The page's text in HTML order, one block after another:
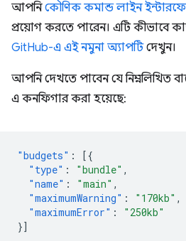
আপনিকৌণিক কমান্ড লাইন
প্রয়োগ করতে পারেন। এটি কীভাবে
GitHub-এ এই নমুনা অ্যাপটিদেখুন।
আপনি দেখতে পাবেন যে নিম্নলিখিত
এ কনফিগার করা হয়েছে:
"budgets" :
[{
"type" : "bundle" ,
"name" : "main" ,
"maximumWarning" : "170kb" ,
"maximumError" :
"250kb"
}]